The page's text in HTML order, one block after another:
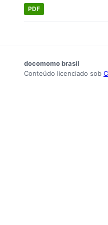
PDF
docomomo brasil
Conteúdo licenciado sob